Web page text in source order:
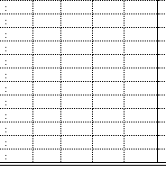
:
:
:
:
:
:
:
:
:
:
:
: